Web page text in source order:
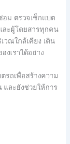
ม ตรวจเช็กแบต
ะผู้โดยสารทุกคน
วณใกล้เคียง เดิน
งเราได้อย่าง
รถเพื่อสร้างความ
และยังช่วยให้การ